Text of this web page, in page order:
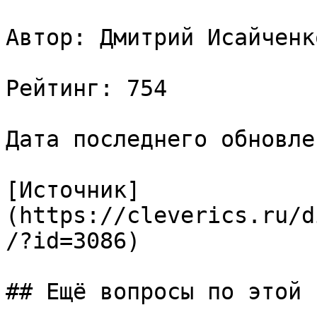
Автор: Дмитрий
Рейтинг: 754
Дата последнего
[Источник]
(https://cleverics.ru/
/?id=3086)
## Ещё вопросы по этой